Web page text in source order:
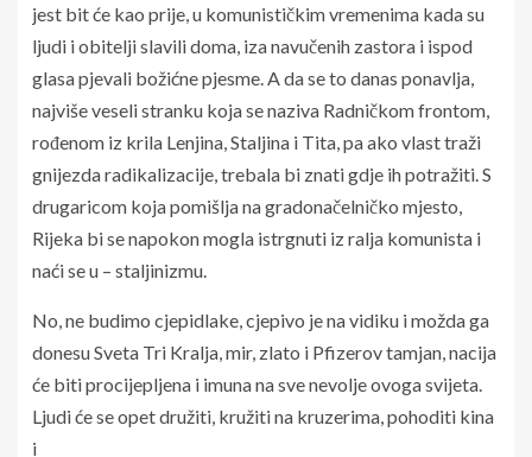
jest bit će kao prije, u komunističkim vremenima kada su
ljudi i obitelji slavili doma, iza navučenih zastora i ispod
glasa pjevali božićne pjesme. A da se to danas ponavlja,
najviše veseli stranku koja se naziva Radničkom frontom,
rođenom iz krila Lenjina, Staljina i Tita, pa ako vlast traži
gnijezda radikalizacije, trebala bi znati gdje ih potražiti. S
drugaricom koja pomišlja na gradonačelničko mjesto,
Rijeka bi se napokon mogla istrgnuti iz ralja komunista i
naći se u – staljinizmu.
No, ne budimo cjepidlake, cjepivo je na vidiku i možda ga
donesu Sveta Tri Kralja, mir, zlato i Pfizerov tamjan, nacija
će biti procijepljena i imuna na sve nevolje ovoga svijeta.
Ljudi će se opet družiti, kružiti na kruzerima, pohoditi kina
i